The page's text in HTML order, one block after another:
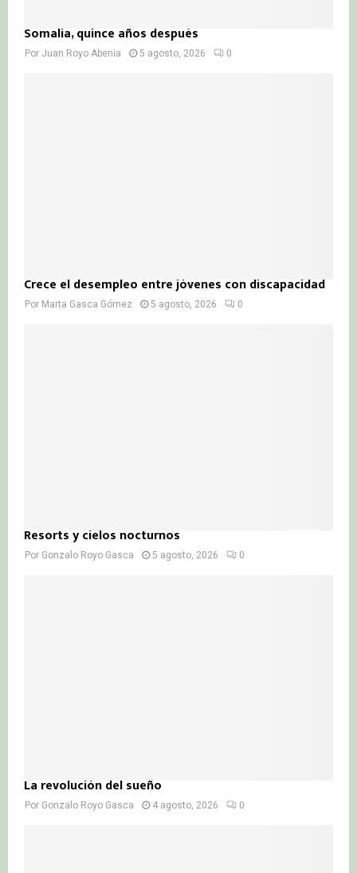
Somalia, quince años después
Por Juan Royo Abenia 5 agosto, 2026 0
Crece el desempleo entre jóvenes con discapacidad
Por Marta Gasca Gómez 5 agosto, 2026 0
Resorts y cielos nocturnos
Por Gonzalo Royo Gasca 5 agosto, 2026 0
La revolución del sueño
Por Gonzalo Royo Gasca 4 agosto, 2026 0